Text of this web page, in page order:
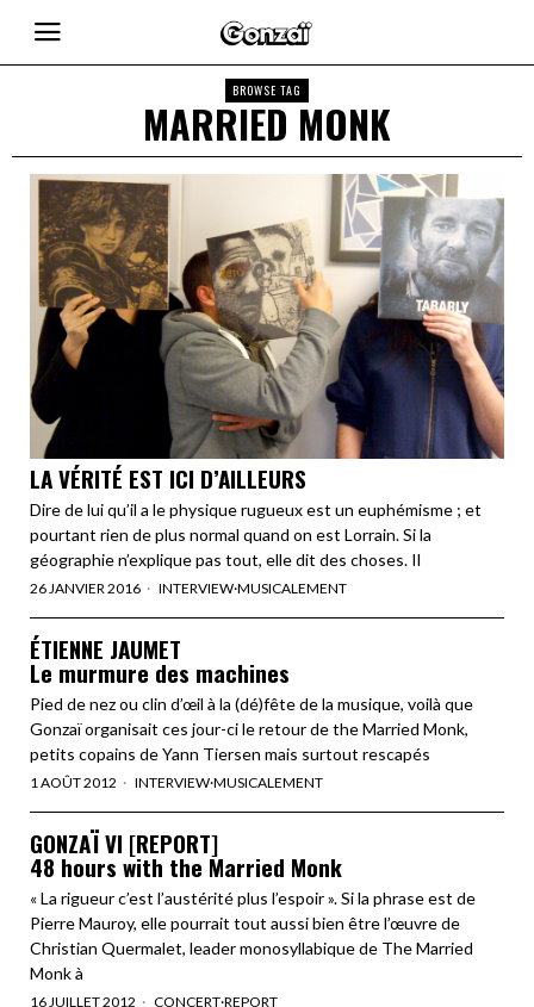
BROWSE TAG
MARRIED MONK
LA VÉRITÉ EST ICI D’AILLEURS
Dire de lui qu’il a le physique rugueux est un euphémisme ; et
pourtant rien de plus normal quand on est Lorrain. Si la
géographie n’explique pas tout, elle dit des choses. Il
26 JANVIER 2016 INTERVIEW·MUSICALEMENT
ÉTIENNE JAUMET
Le murmure des machines
Pied de nez ou clin d’œil à la (dé)fête de la musique, voilà que
Gonzaï organisait ces jour-ci le retour de the Married Monk,
petits copains de Yann Tiersen mais surtout rescapés
1 AOÛT 2012 INTERVIEW·MUSICALEMENT
GONZAÏ VI [REPORT]
48 hours with the Married Monk
« La rigueur c’est l’austérité plus l’espoir ». Si la phrase est de
Pierre Mauroy, elle pourrait tout aussi bien être l’œuvre de
Christian Quermalet, leader monosyllabique de The Married
Monk à
16 JUILLET 2012 CONCERT·REPORT